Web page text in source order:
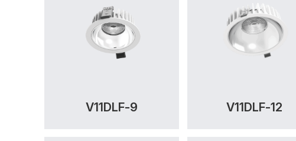
V11DLF-9 V11DLF-12